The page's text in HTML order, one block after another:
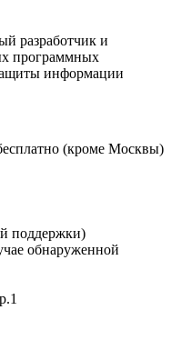
разработчик и
программных
информации
(кроме Москвы)
поддержки)
обнаруженной